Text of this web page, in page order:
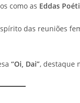
como as Eddas
das reuniões
“Oi, Dai”, destaque